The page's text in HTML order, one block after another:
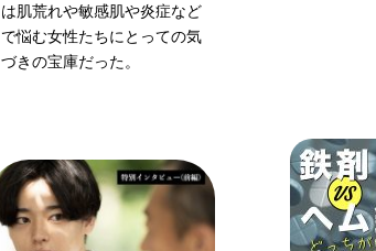
は肌荒れや敏感肌や炎症など
で悩む女性たちにとっての気
づきの宝庫だった。